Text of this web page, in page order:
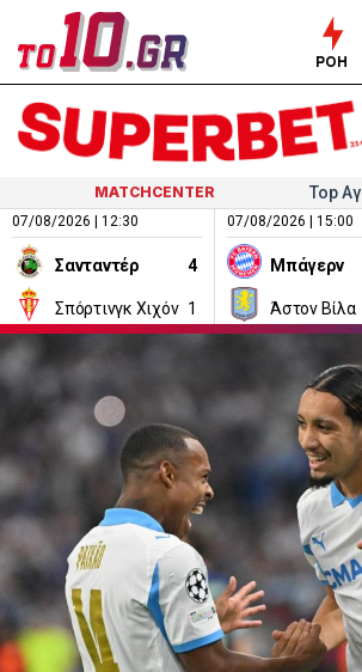
ΡΟΗ
MATCHCENTER
07/08/2026 | 12:30
Σανταντέρ 4
Σπόρτινγκ Χιχόν 1
07/08/2026 | 15:00
Μπάγερν
Άστον Βίλα